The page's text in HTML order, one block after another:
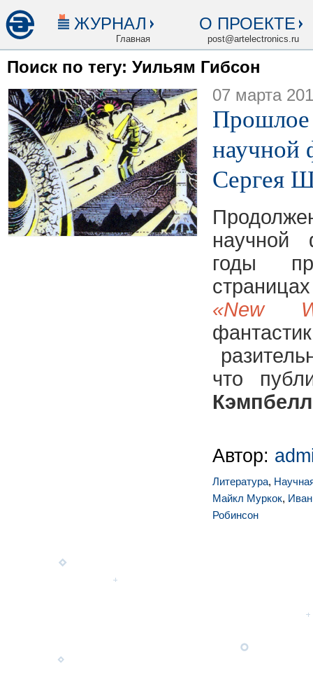
ЖУРНАЛ
Главная
О ПРОЕКТЕ
post@artelectronics.ru
Поиск по тегу: Уильям Гибсон
07 марта
Прошлое
научной
Сергея
научной
годы
«New
что
Кэмпбелл
Автор:
Литература,
Майкл Муркок,
Робинсон